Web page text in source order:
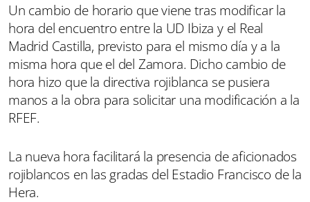
Un cambio de horario que viene tras modificar la
hora del encuentro entre la UD Ibiza y el Real
Madrid Castilla, previsto para el mismo día y a la
misma hora que el del Zamora. Dicho cambio de
hora hizo que la directiva rojiblanca se pusiera
manos a la obra para solicitar una modificación a la
RFEF.
La nueva hora facilitará la presencia de aficionados
rojiblancos en las gradas del Estadio Francisco de la
Hera.